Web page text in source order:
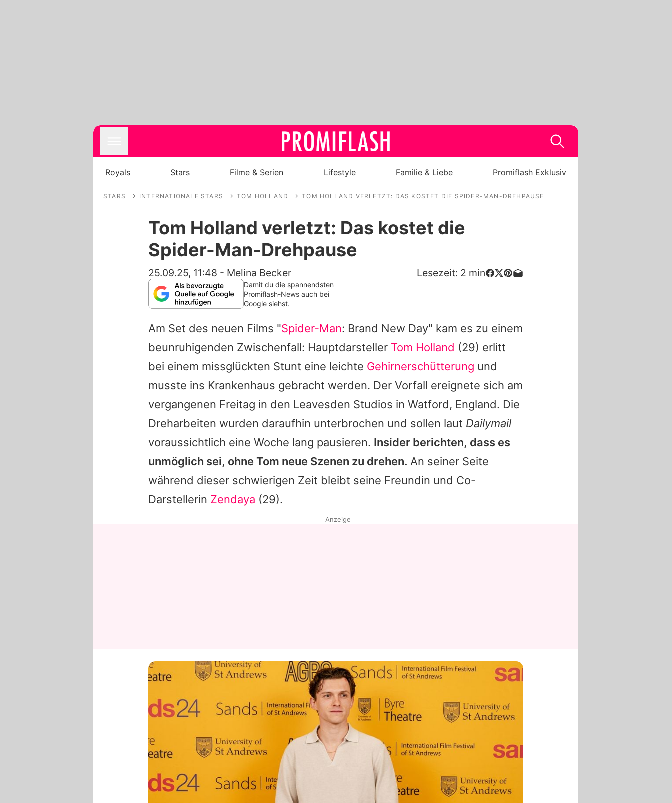
Royals
Stars
Familie & Liebe
Alle Themen auf Promiflash
App runterladen
Team
Redaktionelle Richtlinien
Impressum
Datenschutzerklärung
Nutzungsbedingungen
Royals Stars Filme & Serien Lifestyle Familie & Liebe Promiflash Exklusiv
STARS INTERNATIONALE STARS TOM HOLLAND TOM HOLLAND VERLETZT: DAS KOSTET DIE SPIDER-MAN-DREHPAUSE
Tom Holland verletzt: Das kostet die
Spider-Man-Drehpause
25.09.25, 11:48 - Melina Becker Lesezeit: 2 min
Damit du die spannendsten
Promiflash-News auch bei
Google siehst.
Am Set des neuen Films "Spider-Man: Brand New Day" kam es zu einem
beunruhigenden Zwischenfall: Hauptdarsteller Tom Holland (29) erlitt
bei einem missglückten Stunt eine leichte Gehirnerschütterung und
musste ins Krankenhaus gebracht werden. Der Vorfall ereignete sich am
vergangenen Freitag in den Leavesden Studios in Watford, England. Die
Dreharbeiten wurden daraufhin unterbrochen und sollen laut Dailymail
voraussichtlich eine Woche lang pausieren. Insider berichten, dass es
unmöglich sei, ohne Tom neue Szenen zu drehen. An seiner Seite
während dieser schwierigen Zeit bleibt seine Freundin und Co-
Darstellerin Zendaya (29).
Anzeige